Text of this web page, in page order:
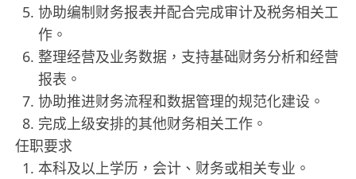
协助编制财务报表并配合完成审计及税务相关工
作。
整理经营及业务数据，支持基础财务分析和经营
报表。
协助推进财务流程和数据管理的规范化建设。
完成上级安排的其他财务相关工作。
任职要求
本科及以上学历，会计、财务或相关专业。